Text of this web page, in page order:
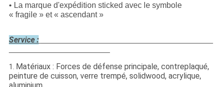
• La marque d'expédition sticked avec le symbole
« fragile » et « ascendant »
Service :
1. Matériaux : Forces de défense principale, contreplaqué,
peinture de cuisson, verre trempé, solidwood, acrylique,